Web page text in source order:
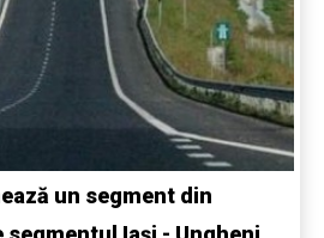
un segment din